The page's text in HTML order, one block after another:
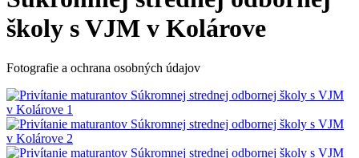
školy s VJM v Kolárove
Fotografie a ochrana osobných údajov